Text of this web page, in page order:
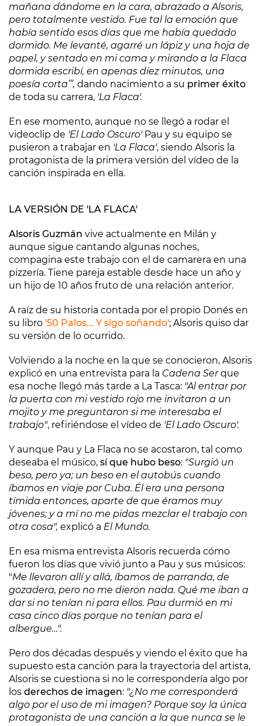
mañana dándome en la cara, abrazado a Alsoris,
pero totalmente vestido. Fue tal la emoción que
había sentido esos días que me había quedado
dormido. Me levanté, agarré un lápiz y una hoja de
papel, y sentado en mi cama y mirando a la Flaca
dormida escribí, en apenas diez minutos, una
poesía corta’”, dando nacimiento a su primer éxito
de toda su carrera, 'La Flaca'.
En ese momento, aunque no se llegó a rodar el
videoclip de 'El Lado Oscuro'Pau y su equipo se
pusieron a trabajar en 'La Flaca', siendo Alsoris la
protagonista de la primera versión del vídeo de la
canción inspirada en ella.
LA VERSIÓN DE 'LA FLACA'
Alsoris Guzmán vive actualmente en Milán y
aunque sigue cantando algunas noches,
compagina este trabajo con el de camarera en una
pizzería. Tiene pareja estable desde hace un año y
un hijo de 10 años fruto de una relación anterior.
A raíz de su historia contada por el propio Donés en
su libro '50 Palos... Y sigo soñando'; Alsoris quiso dar
su versión de lo ocurrido.
Volviendo a la noche en la que se conocieron, Alsoris
explicó en una entrevista para la Cadena Serque
esa noche llegó más tarde a La Tasca: "Al entrar por
la puerta con mi vestido rojo me invitaron a un
mojito y me preguntaron si me interesaba el
trabajo", refiriéndose el vídeo de 'El Lado Oscuro'.
Y aunque Pau y La Flaca no se acostaron, tal como
deseaba el músico, sí que hubo beso: "Surgió un
beso, pero ya; un beso en el autobús cuando
íbamos en viaje por Cuba. Él era una persona
tímida entonces, aparte de que éramos muy
jóvenes; y a mí no me pidas mezclar el trabajo con
otra cosa", explicó a El Mundo.
En esa misma entrevista Alsoris recuerda cómo
fueron los días que vivió junto a Pau y sus músicos:
"Me llevaron allí y allá, íbamos de parranda, de
gozadera, pero no me dieron nada. Qué me iban a
dar si no tenían ni para ellos. Pau durmió en mi
casa cinco días porque no tenían para el
albergue…".
Pero dos décadas después y viendo el éxito que ha
supuesto esta canción para la trayectoria del artista,
Alsoris se cuestiona si no le correspondería algo por
los derechos de imagen: "¿No me corresponderá
algo por el uso de mi imagen? Porque soy la única
protagonista de una canción a la que nunca se le